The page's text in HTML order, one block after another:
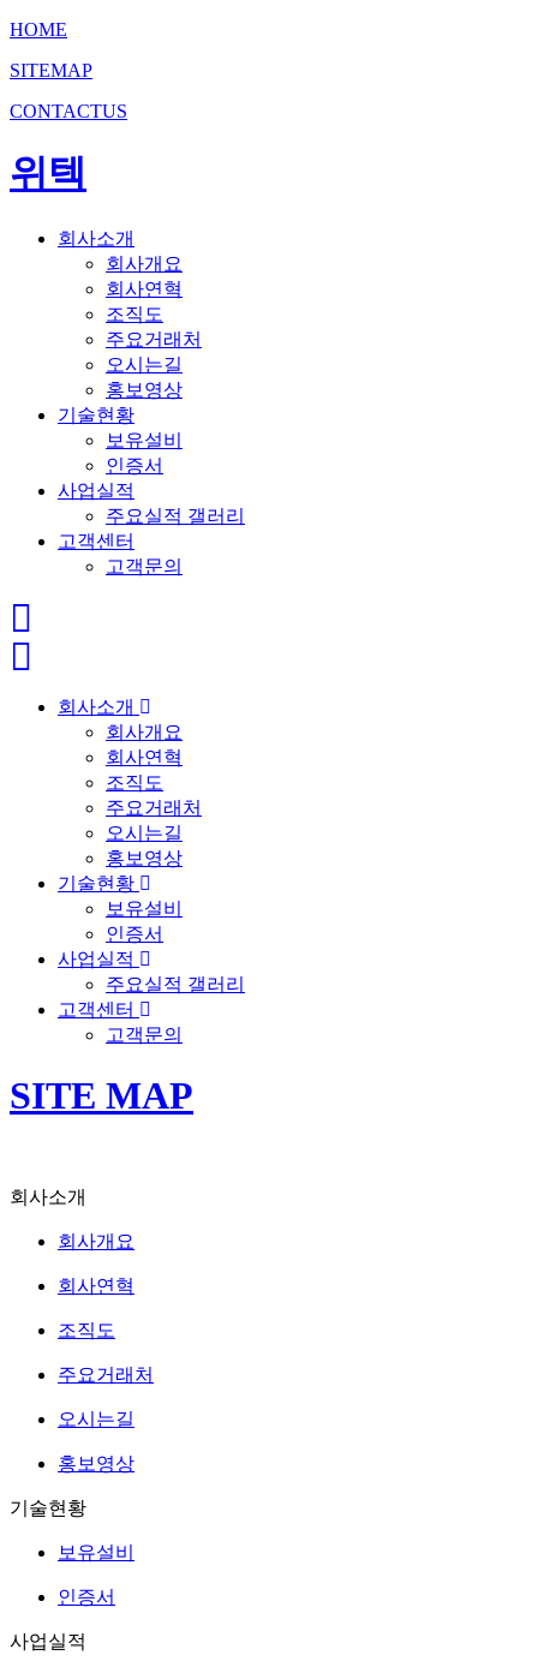
HOME
SITEMAP
CONTACTUS
위텍
회사소개
회사개요
회사연혁
조직도
주요거래처
오시는길
홍보영상
기술현황
보유설비
인증서
사업실적
주요실적 갤러리
고객센터
고객문의
회사소개
회사개요
회사연혁
조직도
주요거래처
오시는길
홍보영상
기술현황
보유설비
인증서
사업실적
주요실적 갤러리
고객센터
고객문의
SITE MAP
회사소개
회사개요
회사연혁
조직도
주요거래처
오시는길
홍보영상
기술현황
보유설비
인증서
사업실적